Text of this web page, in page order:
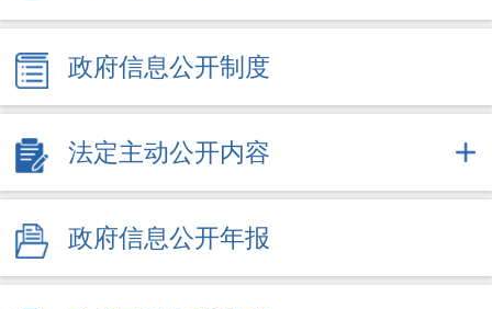
政府信息公开制度
法定主动公开内容
政府信息公开年报